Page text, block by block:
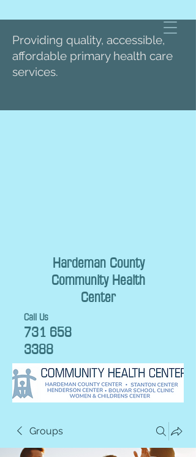
Providing quality, accessible,
affordable primary health care
services.
Hardeman County
Community Health
Center
Call Us
731 658
3388
Groups